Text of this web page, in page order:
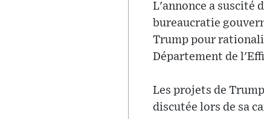
L'annonce a suscité
bureaucratie
Trump pour
Département de
Les projets de
discutée lors de sa